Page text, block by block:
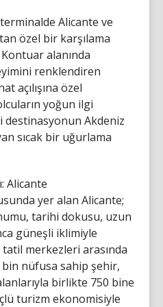
terminalde Alicante ve
özel bir karşılama
alanında
renklendiren
açılışına özel
yoğun ilgi
Akdeniz
sıcak bir uğurlama
Alicante
yer alan Alicante;
tarihi dokusu, uzun
güneşli iklimiyle
merkezleri arasında
bin nüfusa sahip şehir,
birlikte 750 bine
turizm ekonomisiyle